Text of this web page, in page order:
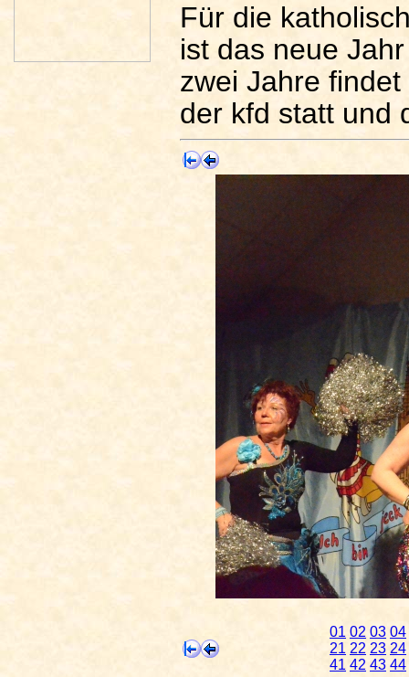
Für die
ist das neue
zwei Jahre
der kfd statt und
01 02 03 04
21 22 23 24
41 42 43 44